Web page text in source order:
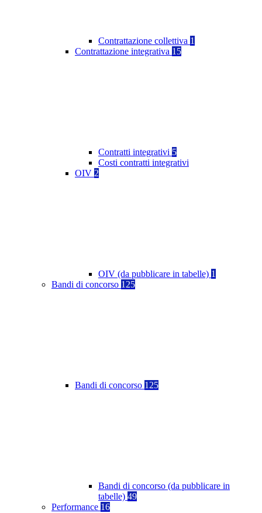
Contrattazione collettiva 1
Contrattazione integrativa 15
Contratti integrativi 5
Costi contratti integrativi
OIV 2
OIV (da pubblicare in tabelle) 1
Bandi di concorso 125
Bandi di concorso 125
Bandi di concorso (da pubblicare in
tabelle) 49
Performance 16